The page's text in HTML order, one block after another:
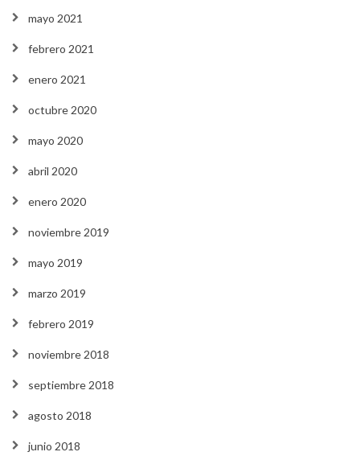
mayo 2021
febrero 2021
enero 2021
octubre 2020
mayo 2020
abril 2020
enero 2020
noviembre 2019
mayo 2019
marzo 2019
febrero 2019
noviembre 2018
septiembre 2018
agosto 2018
junio 2018